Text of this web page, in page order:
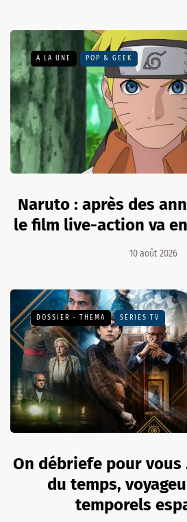
A LA UNE POP & GEEK
Naruto : après des
le film live-action va
10 août 2026
DOSSIER - THEMA SÉRIES TV
On débriefe pour vous
du temps,
temporels